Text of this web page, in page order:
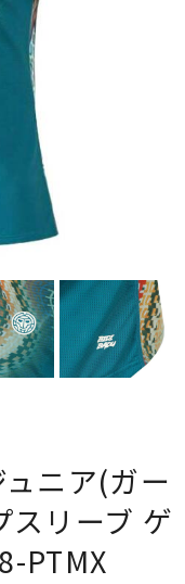
ュニア(ガー
リーブ ゲ
PTMX